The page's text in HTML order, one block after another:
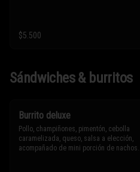
$5.500
Sándwiches & burritos
Burrito deluxe
Pollo, champiñones, pimentón, cebolla
caramelizada, queso, salsa a elección,
acompañado de mini porción de nachos.